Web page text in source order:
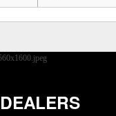
DEALERS